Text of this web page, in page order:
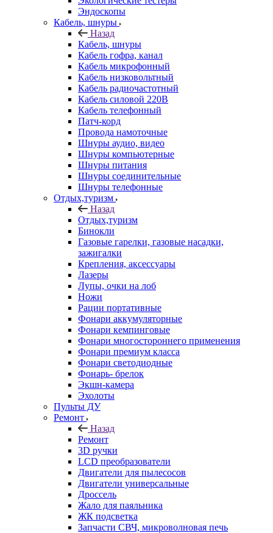
Эндоскопы
Кабель, шнуры
Назад
Кабель, шнуры
Кабель гофра, канал
Кабель микрофонный
Кабель низковольтный
Кабель радиочастотный
Кабель силовой 220В
Кабель телефонный
Патч-корд
Провода намоточные
Шнуры аудио, видео
Шнуры компьютерные
Шнуры питания
Шнуры соединительные
Шнуры телефонные
Отдых,туризм
Назад
Отдых,туризм
Бинокли
Газовые гарелки, газовые насадки,
зажигалки
Крепления, аксессуары
Лазеры
Лупы, очки на лоб
Ножи
Рации портативные
Фонари аккумуляторные
Фонари кемпинговые
Фонари многостороннего применения
Фонари премиум класса
Фонари светодиодные
Фонарь- брелок
Экшн-камера
Эхолоты
Пульты ДУ
Ремонт
Назад
Ремонт
3D ручки
LCD преобразователи
Двигатели для пылесосов
Двигатели универсальные
Дроссель
Жало для паяльника
ЖК подсветка
Запчасти СВЧ, микроволновая печь